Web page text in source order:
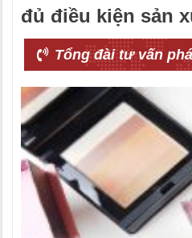
đủ điều kiện sản
Tổng đài tư vấn